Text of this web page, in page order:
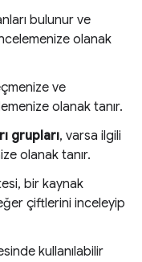
bulunur ve
olanak
ve
olanak tanır.
grupları, varsa ilgili
olanak tanır.
bir kaynak
çiftlerini inceleyip
kullanılabilir